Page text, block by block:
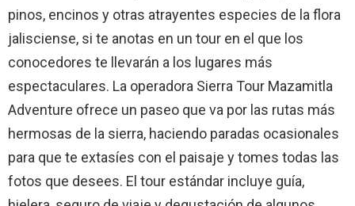
pinos, encinos y otras atrayentes especies de la flora
jalisciense, si te anotas en un tour en el que los
conocedores te llevarán a los lugares más
espectaculares. La operadora Sierra Tour Mazamitla
Adventure ofrece un paseo que va por las rutas más
hermosas de la sierra, haciendo paradas ocasionales
para que te extasíes con el paisaje y tomes todas las
fotos que desees. El tour estándar incluye guía,